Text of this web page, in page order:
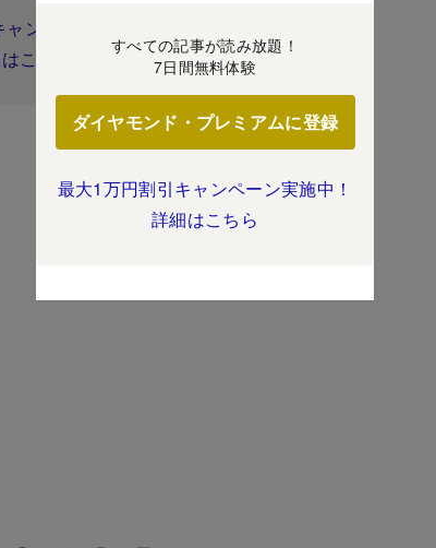
ンペーン実施中！
こちら
すべての記事が読み放題！
7日間無料体験
ダイヤモンド・プレミアムに登録
最大1万円割引キャンペーン実施中！
詳細はこちら